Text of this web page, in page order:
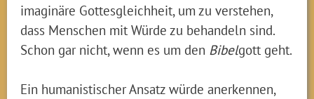
imaginäre Gottesgleichheit, um zu verstehen,
dass Menschen mit Würde zu behandeln sind.
Schon gar nicht, wenn es um den Bibelgott geht.
Ein humanistischer Ansatz würde anerkennen,